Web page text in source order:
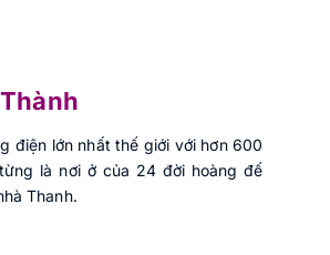
điện lớn nhất thế giới với hơn 600
là nơi ở của 24 đời hoàng đế
Thanh.